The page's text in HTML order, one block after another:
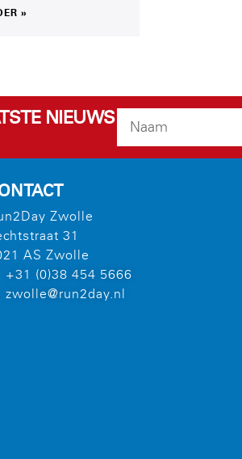
»
NIEUWS
Zwolle
31
AS Zwolle
+31 (0)38 454 5666
zwolle@run2day.nl